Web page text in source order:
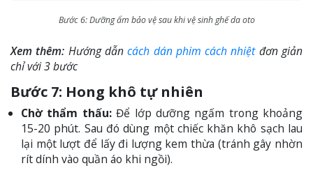
Bước 6: Dưỡng ẩm bảo vệ sau khi vệ sinh ghế da oto
Xem thêm: Hướng dẫncách dán phim cách nhiệtđơn giản
chỉ với 3 bước
Bước 7: Hong khô tự nhiên
Chờ thẩm thấu:Để lớp dưỡng ngấm trong khoảng
15-20 phút. Sau đó dùng một chiếc khăn khô sạch lau
lại một lượt để lấy đi lượng kem thừa (tránh gây nhờn
rít dính vào quần áo khi ngồi).